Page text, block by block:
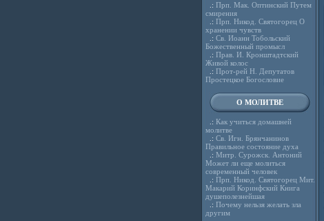
.: Прп. Мак. Оптинский Путем
смирения
.: Прп. Никод. Святогорец О
хранении чувств
.: Св. Иоанн Тобольский
Божественный промысл
.: Прав. И. Кронштадтский
Живой колос
.: Прот-рей Н. Депутатов
Простецкое Богословие
О МОЛИТВЕ
.: Как учиться домашней
молитве
.: Св. Игн. Брянчанинов
Правильное состояние духа
.: Митр. Сурожск. Антоний
Может ли еще молиться
современный человек
.: Прп. Никод. Святогорец Мит.
Макарий Коринфский Книга
душеполезнейшая
.: Почему нельзя желать зла
другим